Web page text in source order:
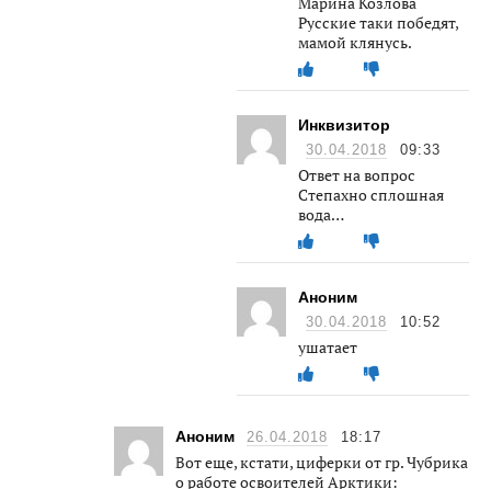
Русские таки победят,
мамой клянусь.
Инквизитор
30.04.2018 09:33
Ответ на вопрос
Степахно сплошная
вода…
Аноним
30.04.2018 10:52
ушатает
Аноним 26.04.2018 18:17
Вот еще, кстати, циферки от гр. Чубрика
о работе освоителей Арктики: